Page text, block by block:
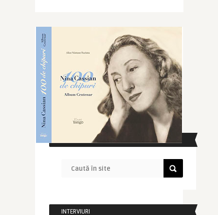
CAUTĂ ÎN SITE
INTERVIURI